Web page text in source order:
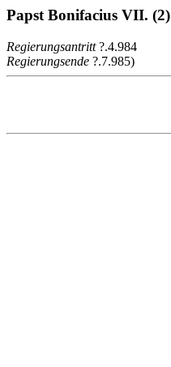
Papst Bonifacius VII. (2)
Regierungsantritt?.4.984
Regierungsende ?.7.985)